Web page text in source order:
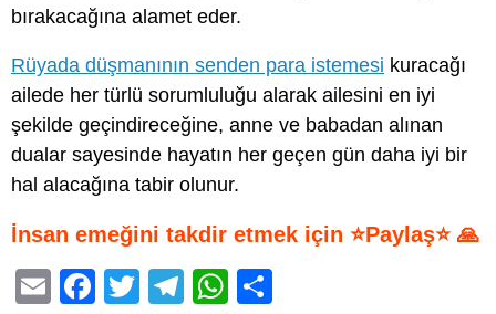
bırakacağına alamet eder.
Rüyada düşmanının senden para istemesi kuracağı
ailede her türlü sorumluluğu alarak ailesini en iyi
şekilde geçindireceğine, anne ve babadan alınan
dualar sayesinde hayatın her geçen gün daha iyi bir
hal alacağına tabir olunur.
İnsan emeğini takdir etmek için ⭐Paylaş⭐ 🙏
E
F
T
T
W